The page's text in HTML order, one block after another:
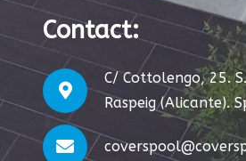
Contact:
C/ Cottolengo, 25.
Raspeig (Alicante).